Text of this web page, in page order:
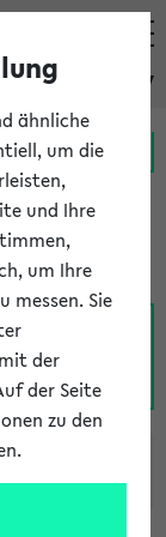
eKVV
Portal
O
Z
ähnliche
um die
und Ihre
um Ihre
messen. Sie
der
der Seite
zu den